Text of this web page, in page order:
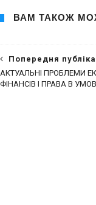
ВАМ ТАКОЖ
Попередня
АКТУАЛЬНІ ПРОБЛЕМИ
ФІНАНСІВ І ПРАВА В